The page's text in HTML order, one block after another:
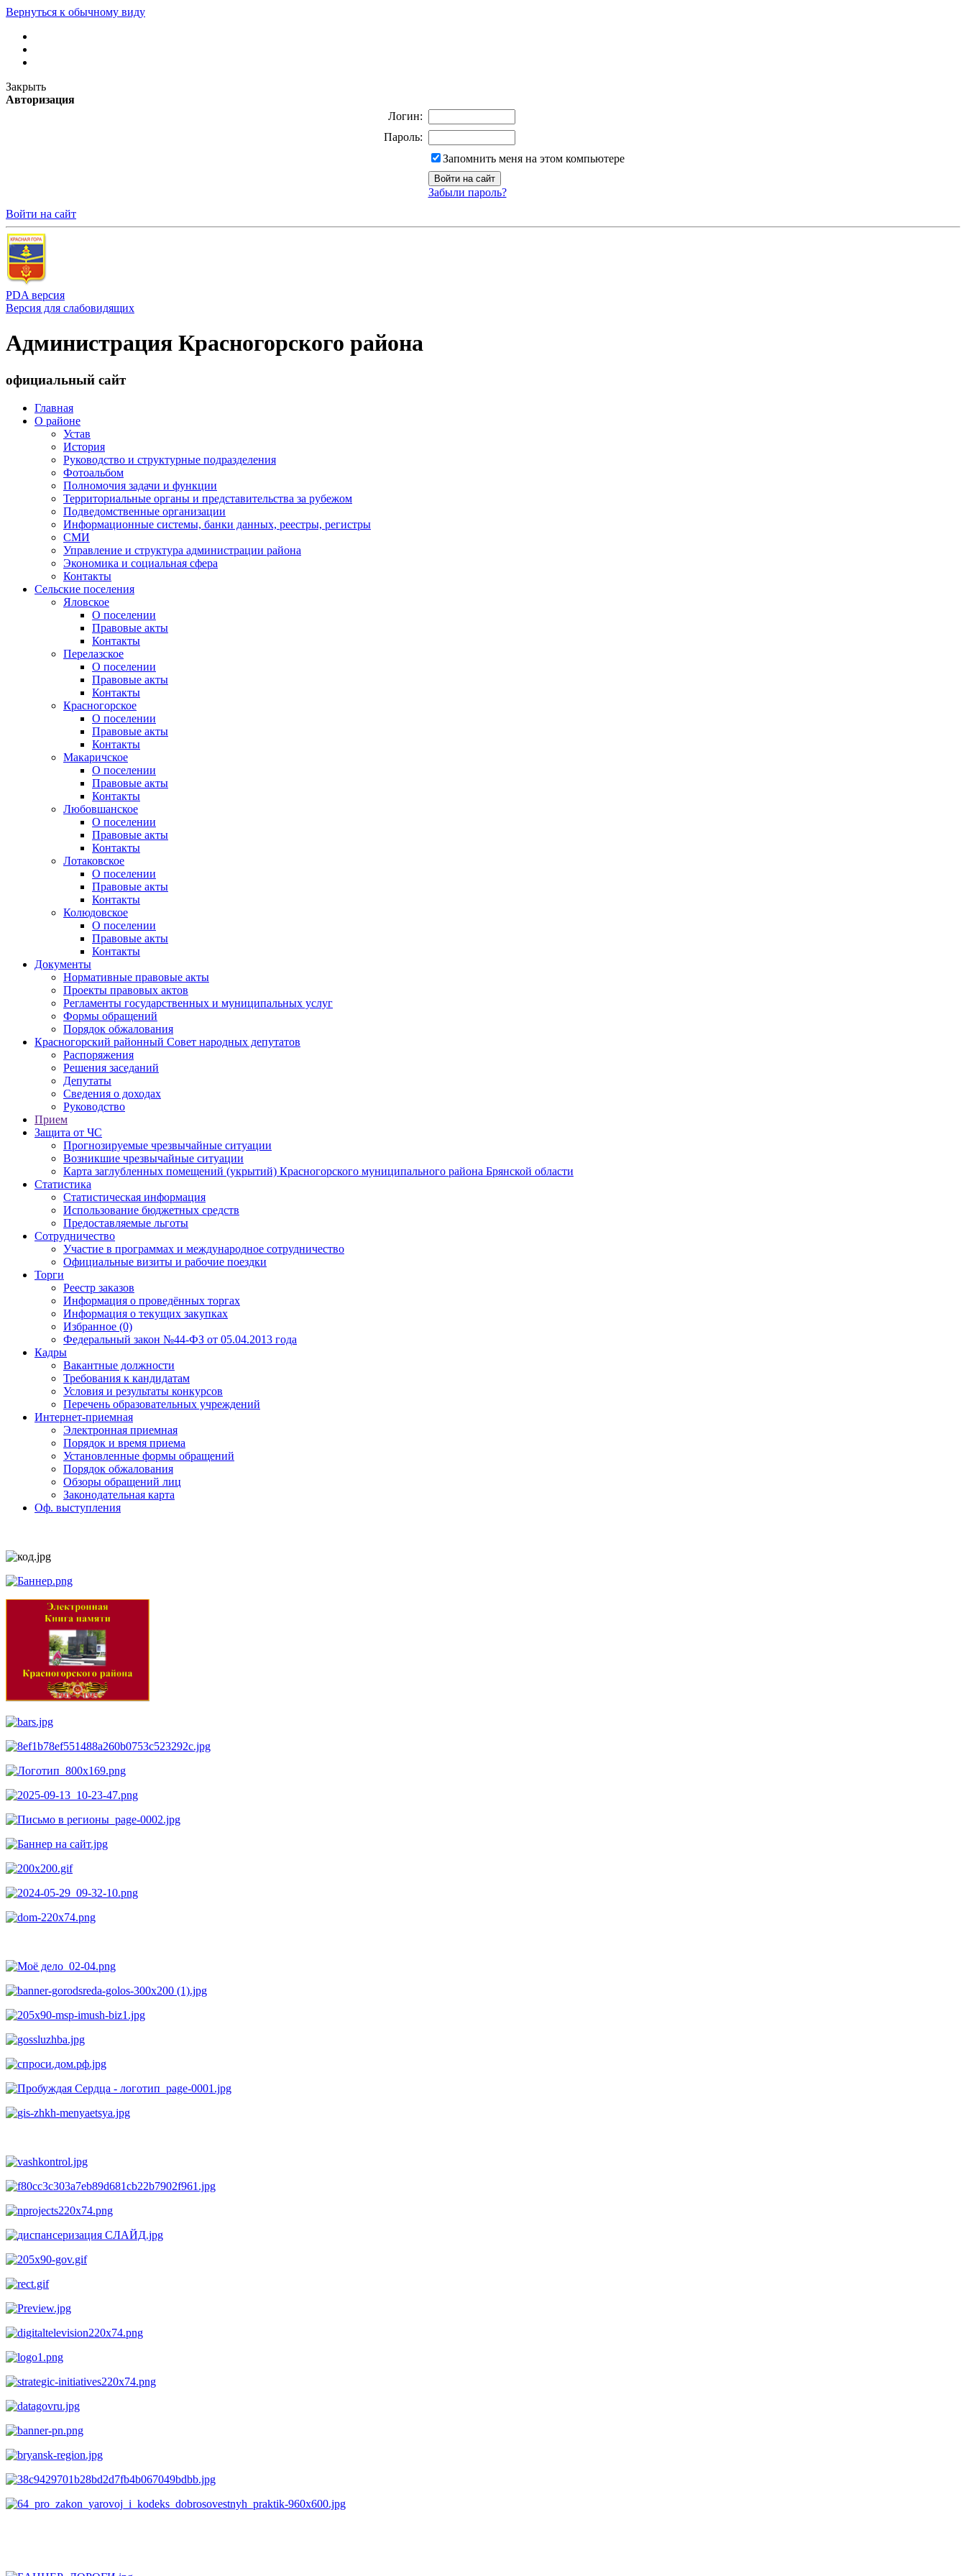
Вернуться к обычному виду
Закрыть
Авторизация
Логин:
Пароль:
Запомнить меня на этом компьютере
Забыли пароль?
Войти на сайт
PDA версия
Версия для слабовидящих
Администрация Красногорского района
официальный сайт
Главная
О районе
Устав
История
Руководство и структурные подразделения
Фотоальбом
Полномочия задачи и функции
Территориальные органы и представительства за рубежом
Подведомственные организации
Информационные системы, банки данных, реестры, регистры
СМИ
Управление и структура администрации района
Экономика и социальная сфера
Контакты
Сельские поселения
Яловское
О поселении
Правовые акты
Контакты
Перелазское
О поселении
Правовые акты
Контакты
Красногорское
О поселении
Правовые акты
Контакты
Макаричское
О поселении
Правовые акты
Контакты
Любовшанское
О поселении
Правовые акты
Контакты
Лотаковское
О поселении
Правовые акты
Контакты
Колюдовское
О поселении
Правовые акты
Контакты
Документы
Нормативные правовые акты
Проекты правовых актов
Регламенты государственных и муниципальных услуг
Формы обращений
Порядок обжалования
Красногорский районный Совет народных депутатов
Распоряжения
Решения заседаний
Депутаты
Сведения о доходах
Руководство
Прием
Защита от ЧС
Прогнозируемые чрезвычайные ситуации
Возникшие чрезвычайные ситуации
Карта заглубленных помещений (укрытий) Красногорского муниципального района Брянской области
Статистика
Статистическая информация
Использование бюджетных средств
Предоставляемые льготы
Сотрудничество
Участие в программах и международное сотрудничество
Официальные визиты и рабочие поездки
Торги
Реестр заказов
Информация о проведённых торгах
Информация о текущих закупках
Избранное (0)
Федеральный закон №44-ФЗ от 05.04.2013 года
Кадры
Вакантные должности
Требования к кандидатам
Условия и результаты конкурсов
Перечень образовательных учреждений
Интернет-приемная
Электронная приемная
Порядок и время приема
Установленные формы обращений
Порядок обжалования
Обзоры обращений лиц
Законодательная карта
Оф. выступления